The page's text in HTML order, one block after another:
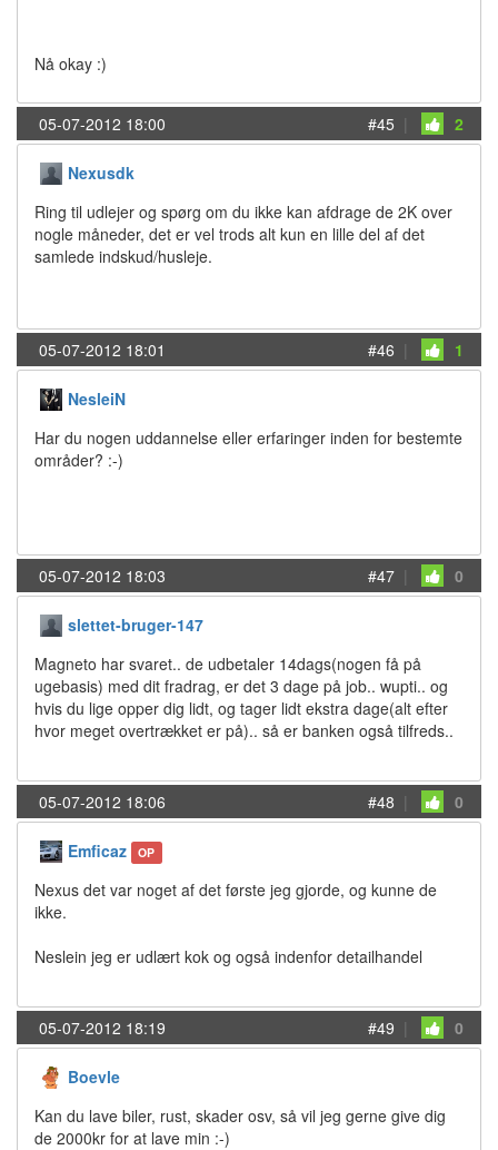
Nå okay :)
05-07-2012 18:00 #45 | 2
Nexusdk
Ring til udlejer og spørg om du ikke kan afdrage de 2K over
nogle måneder, det er vel trods alt kun en lille del af det
samlede indskud/husleje.
05-07-2012 18:01 #46 | 1
NesleiN
Har du nogen uddannelse eller erfaringer inden for bestemte
områder? :-)
05-07-2012 18:03 #47 | 0
slettet-bruger-147
Magneto har svaret.. de udbetaler 14dags(nogen få på
ugebasis) med dit fradrag, er det 3 dage på job.. wupti.. og
hvis du lige opper dig lidt, og tager lidt ekstra dage(alt efter
hvor meget overtrækket er på).. så er banken også tilfreds..
05-07-2012 18:06 #48 | 0
Emficaz OP
Nexus det var noget af det første jeg gjorde, og kunne de
ikke.
Neslein jeg er udlært kok og også indenfor detailhandel
05-07-2012 18:19 #49 | 0
Boevle
Kan du lave biler, rust, skader osv, så vil jeg gerne give dig
de 2000kr for at lave min :-)